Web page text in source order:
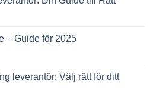
– Guide för 2025
leverantör: Välj rätt för ditt